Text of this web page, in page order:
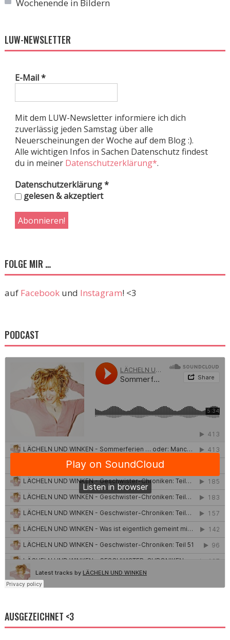
Wochenende in Bildern
LUW-NEWSLETTER
E-Mail*
Mit dem LUW-Newsletter informiere ich dich
zuverlässig jeden Samstag über alle
Neuerscheinungen der Woche auf dem Blog :).
Alle wichtigen Infos in Sachen Datenschutz findest
du in meiner Datenschutzerklärung*.
Datenschutzerklärung*
gelesen & akzeptiert
FOLGE MIR …
auf Facebookund Instagram! <3
PODCAST
AUSGEZEICHNET <3